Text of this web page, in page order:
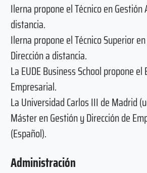
Ilerna propone el Técnico en
distancia.
Ilerna propone el Técnico Superior
Dirección a distancia.
La EUDE Business School propone
Empresarial.
La Universidad Carlos III de Madrid
Máster en Gestión y Dirección de
(Español).
Administración